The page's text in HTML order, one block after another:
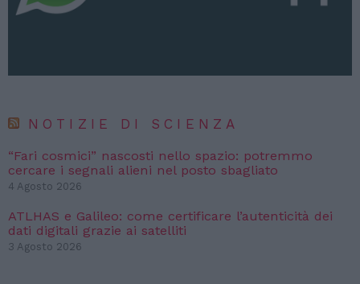
NOTIZIE DI SCIENZA
“Fari cosmici” nascosti nello spazio: potremmo
cercare i segnali alieni nel posto sbagliato
4 Agosto 2026
ATLHAS e Galileo: come certificare l’autenticità dei
dati digitali grazie ai satelliti
3 Agosto 2026